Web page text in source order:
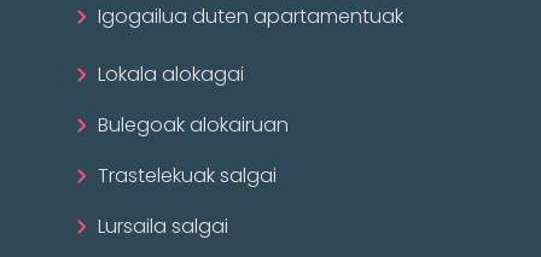
Igogailua duten apartamentuak
Lokala alokagai
Bulegoak alokairuan
Trastelekuak salgai
Lursaila salgai